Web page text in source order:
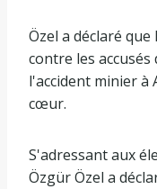
Özel a déclaré
contre les
l'accident minier
cœur.
S'adressant aux
Özgür Özel a